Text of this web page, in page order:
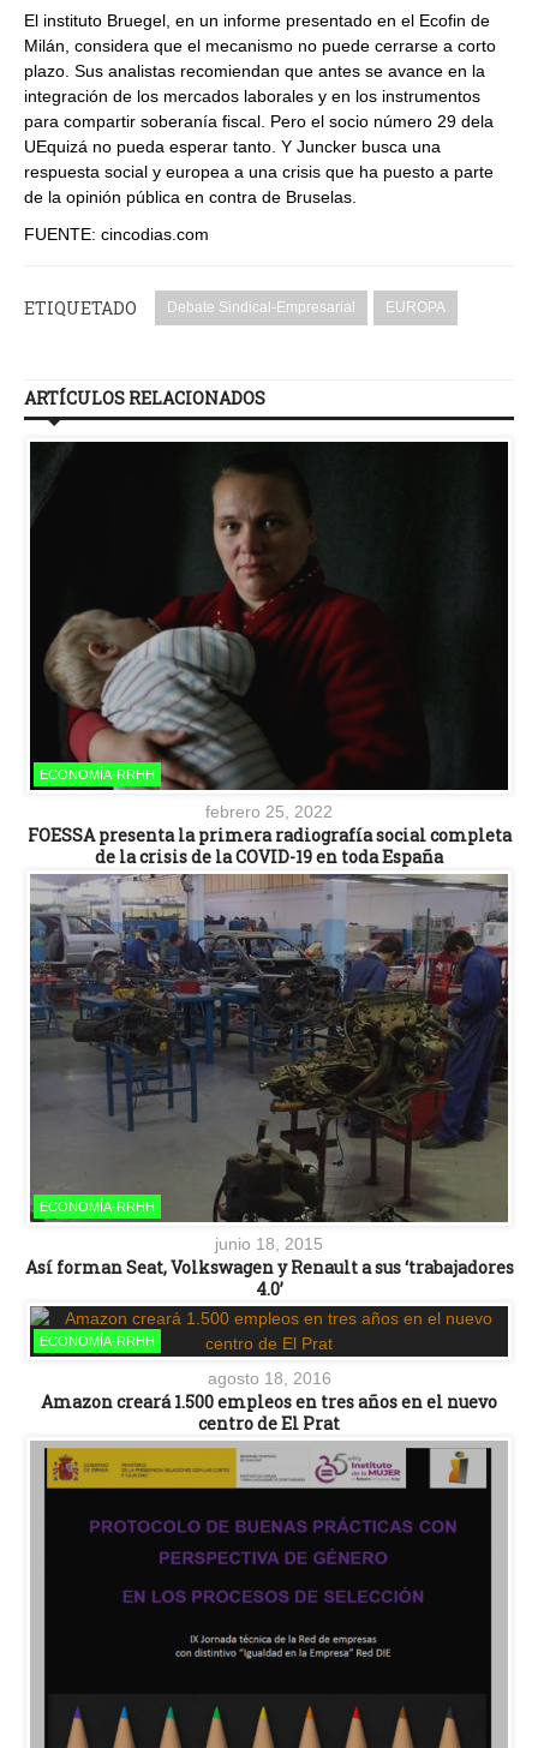
El instituto Bruegel, en un informe presentado en el Ecofin de
Milán, considera que el mecanismo no puede cerrarse a corto
plazo. Sus analistas recomiendan que antes se avance en la
integración de los mercados laborales y en los instrumentos
para compartir soberanía fiscal. Pero el socio número 29 dela
UEquizá no pueda esperar tanto. Y Juncker busca una
respuesta social y europea a una crisis que ha puesto a parte
de la opinión pública en contra de Bruselas.
FUENTE: cincodias.com
ETIQUETADO Debate Sindical-Empresarial EUROPA
ARTÍCULOS RELACIONADOS
ECONOMÍA-RRHH
febrero 25, 2022
FOESSA presenta la primera radiografía social completa
de la crisis de la COVID-19 en toda España
ECONOMÍA-RRHH
junio 18, 2015
Así forman Seat, Volkswagen y Renault a sus ‘trabajadores
4.0’
ECONOMÍA-RRHH
agosto 18, 2016
Amazon creará 1.500 empleos en tres años en el nuevo
centro de El Prat